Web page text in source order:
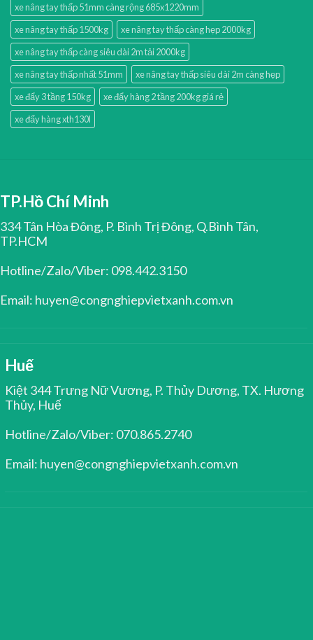
xe nâng tay thấp 51mm càng rộng 685x1220mm
xe nâng tay thấp 1500kg
xe nâng tay thấp càng hẹp 2000kg
xe nâng tay thấp càng siêu dài 2m tải 2000kg
xe nâng tay thấp nhất 51mm
xe nâng tay thấp siêu dài 2m càng hẹp
xe đẩy 3 tầng 150kg
xe đẩy hàng 2 tầng 200kg giá rẻ
xe đẩy hàng xth130l
TP.Hồ Chí Minh
334 Tân Hòa Đông, P. Bình Trị Đông, Q.Bình Tân,
TP.HCM
Hotline/Zalo/Viber: 098.442.3150
Email: huyen@congnghiepvietxanh.com.vn
Huế
Kiệt 344 Trưng Nữ Vương, P. Thủy Dương, TX. Hương
Thủy, Huế
Hotline/Zalo/Viber: 070.865.2740
Email: huyen@congnghiepvietxanh.com.vn